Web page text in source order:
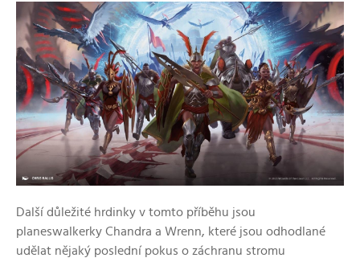
Další důležité hrdinky v tomto příběhu jsou
planeswalkerky Chandra a Wrenn, které jsou odhodlané
udělat nějaký poslední pokus o záchranu stromu